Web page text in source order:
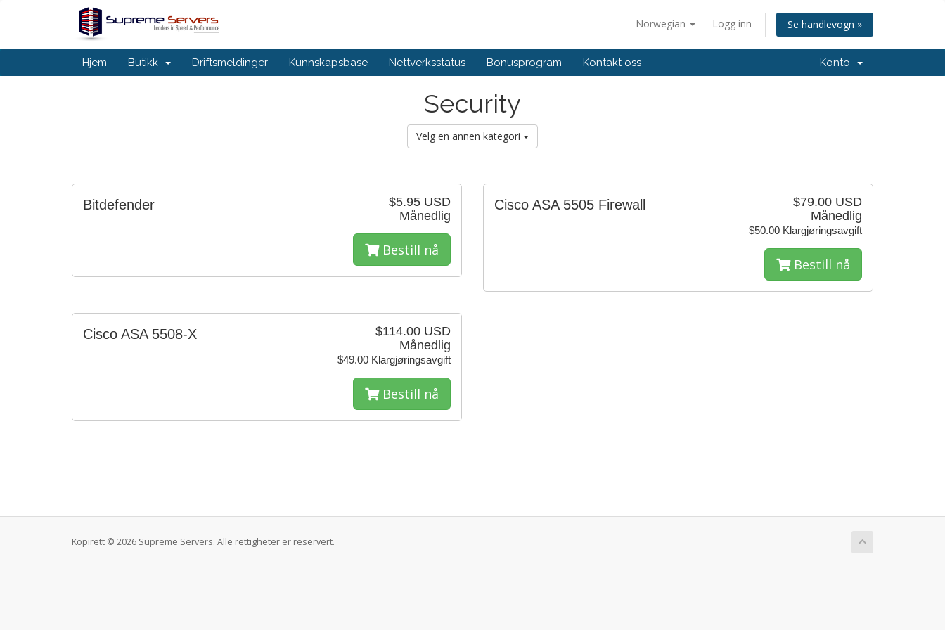
Norwegian Logg inn Se handlevogn »
Hjem Butikk Driftsmeldinger Kunnskapsbase Nettverksstatus Bonusprogram Kontakt oss Konto
Security
Velg en annen kategori
$5.95 USD
Månedlig
Bitdefender
Bestill nå
$79.00 USD
Månedlig
$50.00 Klargjøringsavgift
Cisco ASA 5505 Firewall
Bestill nå
$114.00 USD
Månedlig
$49.00 Klargjøringsavgift
Cisco ASA 5508-X
Bestill nå
Kopirett © 2026 Supreme Servers. Alle rettigheter er reservert.